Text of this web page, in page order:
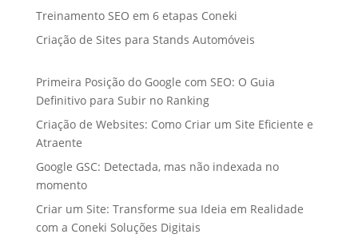
Treinamento SEO em 6 etapas Coneki
Criação de Sites para Stands Automóveis
Primeira Posição do Google com SEO: O Guia
Definitivo para Subir no Ranking
Criação de Websites: Como Criar um Site Eficiente e
Atraente
Google GSC: Detectada, mas não indexada no
momento
Criar um Site: Transforme sua Ideia em Realidade
com a Coneki Soluções Digitais